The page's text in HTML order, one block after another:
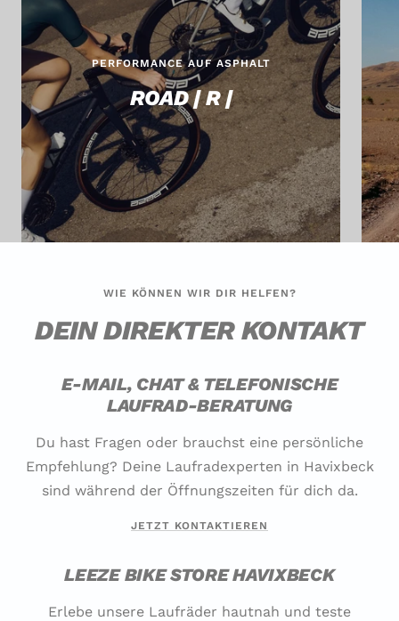
PERFORMANCE AUF ASPHALT
ROAD | R |
WIE KÖNNEN WIR DIR HELFEN?
DEIN DIREKTER KONTAKT
E-MAIL, CHAT & TELEFONISCHE
LAUFRAD-BERATUNG
Du hast Fragen oder brauchst eine persönliche
Empfehlung? Deine Laufradexperten in Havixbeck
sind während der Öffnungszeiten für dich da.
JETZT KONTAKTIEREN
LEEZE BIKE STORE HAVIXBECK
Erlebe unsere Laufräder hautnah und teste